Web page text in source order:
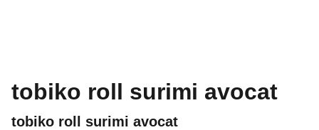
tobiko roll surimi avocat
tobiko roll surimi avocat